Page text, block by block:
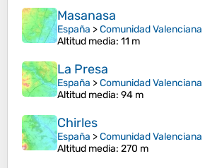
Masanasa
España >Comunidad Valenciana
Altitud media: 11 m
La Presa
España >Comunidad Valenciana
Altitud media: 94 m
Chirles
España >Comunidad Valenciana
Altitud media: 270 m